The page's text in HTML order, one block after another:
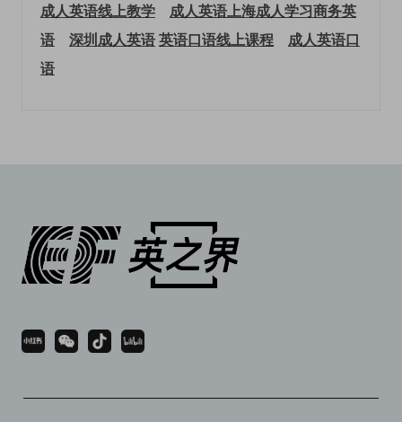
成人英语线上教学
成人英语上海成人学习商务英
语
深圳成人英语英语口语线上课程
成人英语口
语